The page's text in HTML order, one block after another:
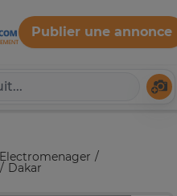
Publier une annonce
Electromenager
Dakar